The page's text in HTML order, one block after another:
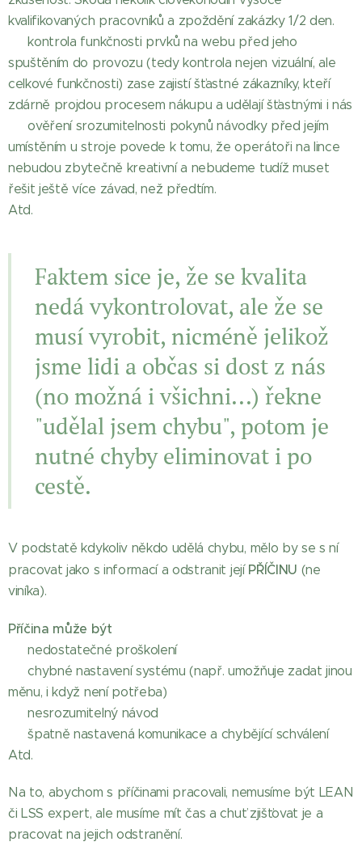
kvalifikovaných pracovníků a zpoždění zakázky 1/2 den.
✔ kontrola funkčnosti prvků na webu před jeho
spuštěním do provozu (tedy kontrola nejen vizuální, ale
celkové funkčnosti) zase zajistí šťastné zákazníky, kteří
zdárně projdou procesem nákupu a udělají šťastnými i nás
✔ ověření srozumitelnosti pokynů návodky před jejím
umístěním u stroje povede k tomu, že operátoři na lince
nebudou zbytečně kreativní a nebudeme tudíž muset
řešit ještě více závad, než předtím.
Atd.
Faktem sice je, že se kvalita
nedá vykontrolovat, ale že se
musí vyrobit, nicméně jelikož
jsme lidi a občas si dost z nás
(no možná i všichni...) řekne
"udělal jsem chybu", potom je
nutné chyby eliminovat i po
cestě.
V podstatě kdykoliv někdo udělá chybu, mělo by se s ní
pracovat jako s informací a odstranit její PŘÍČINU (ne
viníka).
Příčina může být
🔎 nedostatečné proškolení
🔎 chybné nastavení systému (např. umožňuje zadat jinou
měnu, i když není potřeba)
🔎 nesrozumitelný návod
🔎 špatně nastavená komunikace a chybějící schválení
Atd.
Na to, abychom s příčinami pracovali, nemusíme být LEAN
či LSS expert, ale musíme mít čas a chuť zjišťovat je a
pracovat na jejich odstranění.